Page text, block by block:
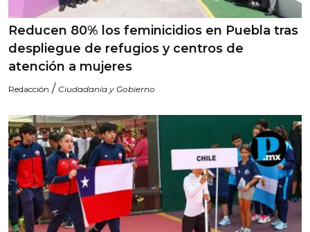
Reducen 80% los feminicidios en Puebla tras
despliegue de refugios y centros de
atención a mujeres
Redacción / Ciudadanía y Gobierno